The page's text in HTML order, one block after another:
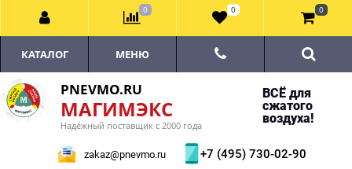
PNEVMO.RU
МАГИМЭКС
Надёжный поставщик с 2000 года
ВСЁ для
сжатого
воздуха!
zakaz@pnevmo.ru +7 (495) 730-02-90
КАТАЛОГ МЕНЮ
0 0 0